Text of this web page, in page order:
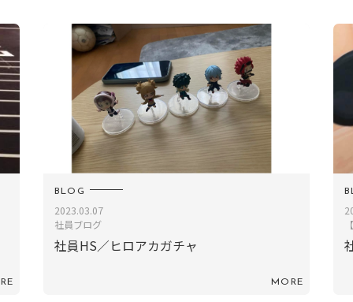
BLOG
2018.07.31
【社員ブログ】
社員NR／ディズニー
MORE